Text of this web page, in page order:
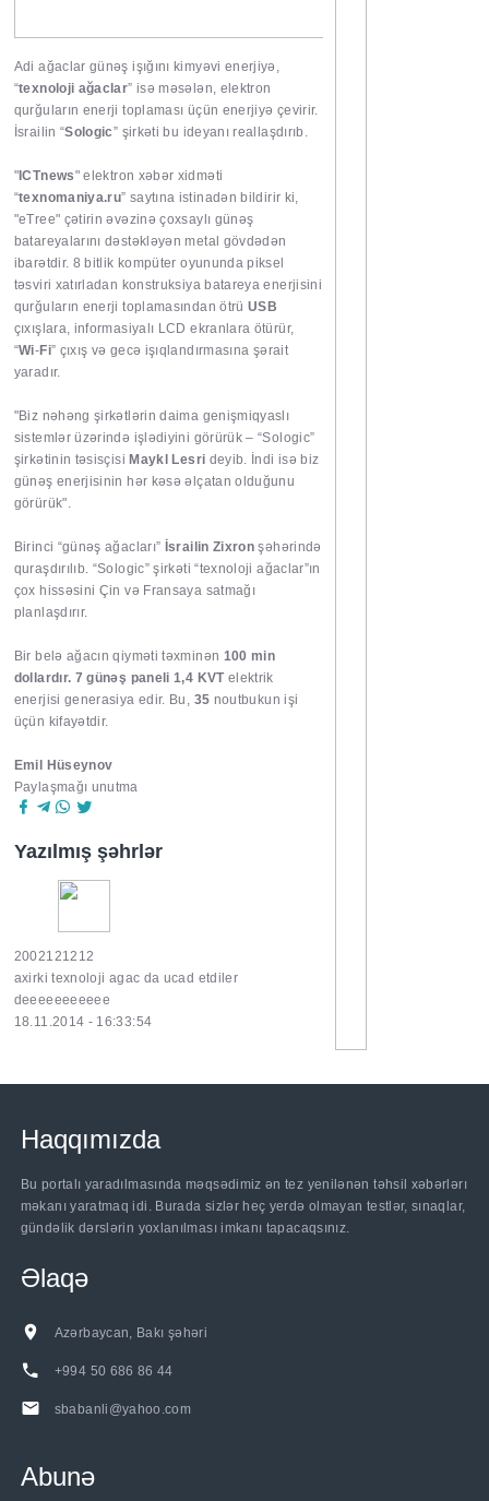
Adi ağaclar günəş işığını kimyəvi enerjiyə,
“texnoloji ağaclar” isə məsələn, elektron
qurğuların enerji toplaması üçün enerjiyə çevirir.
İsrailin “Sologic” şirkəti bu ideyanı reallaşdırıb.
" ICTnews" elektron xəbər xidməti
“texnomaniya.ru” saytına istinadən bildirir ki,
"eTree" çətirin əvəzinə çoxsaylı günəş
batareyalarını dəstəkləyən metal gövdədən
ibarətdir. 8 bitlik kompüter oyununda piksel
təsviri xatırladan konstruksiya batareya enerjisini
qurğuların enerji toplamasından ötrüUSB
çıxışlara, informasiyalı LCD ekranlara ötürür,
“Wi-Fi” çıxış və gecə işıqlandırmasına şərait
yaradır.
"Biz nəhəng şirkətlərin daima genişmiqyaslı
sistemlər üzərində işlədiyini görürük – “Sologic”
şirkətinin təsisçisi Maykl Lesri deyib. İndi isə biz
günəş enerjisinin hər kəsə əlçatan olduğunu
görürük".
Birinci “günəş ağacları” İsrailin Zixron şəhərində
quraşdırılıb. “Sologic” şirkəti “texnoloji ağaclar”ın
çox hissəsini Çin və Fransaya satmağı
planlaşdırır.
Bir belə ağacın qiyməti təxminən 100 min
dollardır. 7 günəş paneli 1,4 KVTelektrik
enerjisi generasiya edir. Bu, 35 noutbukun işi
üçün kifayətdir.
Emil Hüseynov
Paylaşmağı unutma
Yazılmış şəhrlər
2002121212
axirki texnoloji agac da ucad etdiler
deeeeeeeeeee
18.11.2014 - 16:33:54
Haqqımızda
Bu portalı yaradılmasında məqsədimiz ən tez yenilənən təhsil xəbərlərı
məkanı yaratmaq idi. Burada sizlər heç yerdə olmayan testlər, sınaqlar,
gündəlik dərslərin yoxlanılması imkanı tapacaqsınız.
Əlaqə
Azərbaycan, Bakı şəhəri
+994 50 686 86 44
sbabanli@yahoo.com
Abunə